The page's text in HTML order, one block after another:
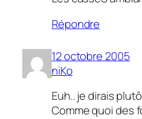
Répondre
12 octobre 2005
niKo
Euh.. je dirais
Comme quoi des